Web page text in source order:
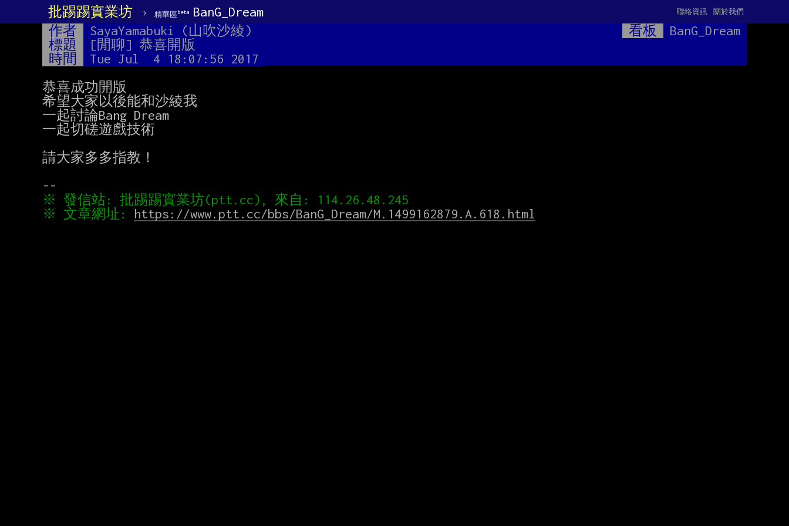
批踢踢實業坊 › 精華區beta BanG_Dream 關於我們
聯絡資訊
作者 SayaYamabuki (山吹沙綾) 看板
BanG_Dream
標題
[閒聊] 恭喜開版
時間
Tue Jul  4 18:07:56 2017
恭喜成功開版
希望大家以後能和沙綾我
一起討論Bang Dream
一起切磋遊戲技術
請大家多多指教！
※ 文章網址: https://www.ptt.cc/bbs/BanG_Dream/M.1499162879.A.618.html